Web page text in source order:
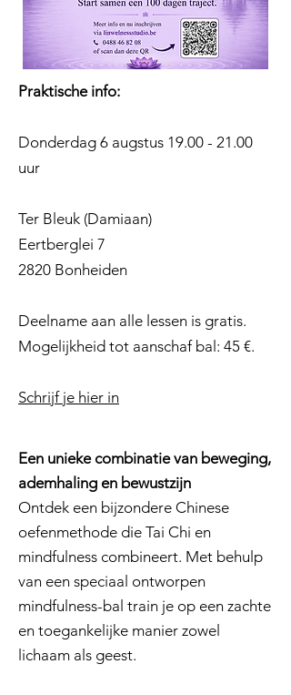
Praktische info:
Donderdag 6 augstus 19.00 - 21.00
uur
Ter Bleuk (Damiaan)
Eertberglei 7
2820 Bonheiden
Deelname aan alle lessen is gratis.
Mogelijkheid tot aanschaf bal: 45 €.
Schrijf je hier in
Een unieke combinatie van beweging,
ademhaling en bewustzijn
Ontdek een bijzondere Chinese
oefenmethode die Tai Chi en
mindfulness combineert. Met behulp
van een speciaal ontworpen
mindfulness-bal train je op een zachte
en toegankelijke manier zowel
lichaam als geest.